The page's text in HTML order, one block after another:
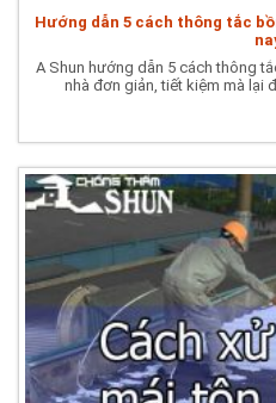
Hướng dẫn 5 cách thông tắc
A Shun hướng dẫn 5 cách thông
nhà đơn giản, tiết kiệm mà lại